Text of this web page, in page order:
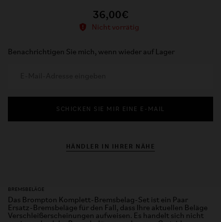
36,00€
Nicht vorrätig
Benachrichtigen Sie mich, wenn wieder auf Lager
SCHICKEN SIE MIR EINE E-MAIL
HÄNDLER IN IHRER NÄHE
BREMSBELÄGE
Das Brompton Komplett-Bremsbelag-Set ist ein Paar
Ersatz-Bremsbeläge für den Fall, dass Ihre aktuellen Beläge
Verschleißerscheinungen aufweisen. Es handelt sich nicht